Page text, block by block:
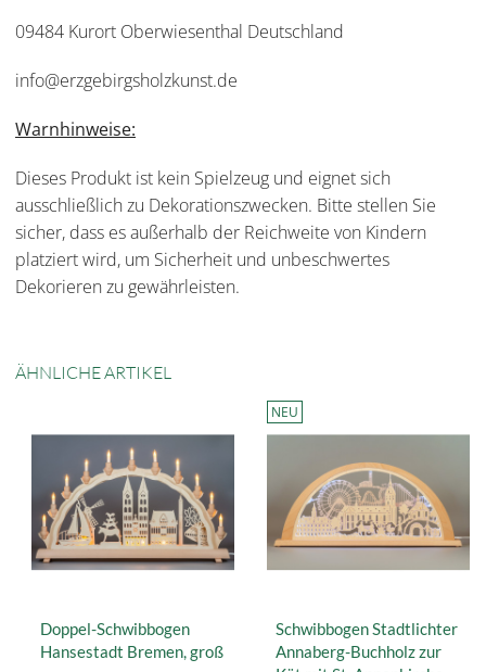
09484 Kurort Oberwiesenthal Deutschland
info@erzgebirgsholzkunst.de
Warnhinweise:
Dieses Produkt ist kein Spielzeug und eignet sich
ausschließlich zu Dekorationszwecken. Bitte stellen Sie
sicher, dass es außerhalb der Reichweite von Kindern
platziert wird, um Sicherheit und unbeschwertes
Dekorieren zu gewährleisten.
ÄHNLICHE ARTIKEL
Doppel-Schwibbogen
Hansestadt Bremen, groß
NEU
Schwibbogen Stadtlichter
Annaberg-Buchholz zur